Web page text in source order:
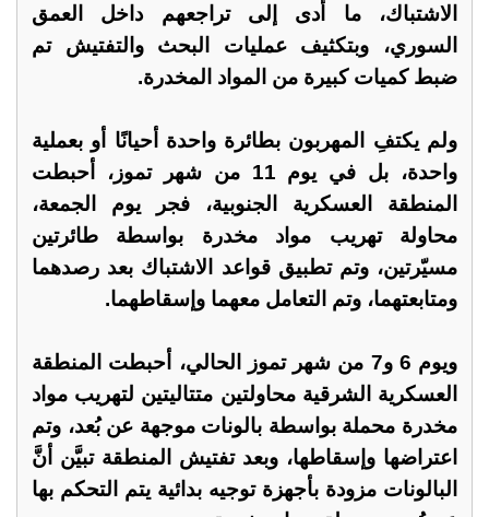
الاشتباك، ما أدى إلى تراجعهم داخل العمق
السوري، وبتكثيف عمليات البحث والتفتيش تم
ضبط كميات كبيرة من المواد المخدرة.
ولم يكتفِ المهربون بطائرة واحدة أحيانًا أو بعملية
واحدة، بل في يوم 11 من شهر تموز، أحبطت
المنطقة العسكرية الجنوبية، فجر يوم الجمعة،
محاولة تهريب مواد مخدرة بواسطة طائرتين
مسيّرتين، وتم تطبيق قواعد الاشتباك بعد رصدهما
ومتابعتهما، وتم التعامل معهما وإسقاطهما.
ويوم 6 و7 من شهر تموز الحالي، أحبطت المنطقة
العسكرية الشرقية محاولتين متتاليتين لتهريب مواد
مخدرة محملة بواسطة بالونات موجهة عن بُعد، وتم
اعتراضها وإسقاطها، وبعد تفتيش المنطقة تبيَّن أنَّ
البالونات مزودة بأجهزة توجيه بدائية يتم التحكم بها